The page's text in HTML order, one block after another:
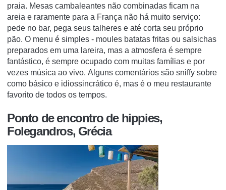
praia. Mesas cambaleantes não combinadas ficam na
areia e raramente para a França não há muito serviço:
pede no bar, pega seus talheres e até corta seu próprio
pão. O menu é simples - moules batatas fritas ou salsichas
preparados em uma lareira, mas a atmosfera é sempre
fantástico, é sempre ocupado com muitas famílias e por
vezes música ao vivo. Alguns comentários são sniffy sobre
como básico e idiossincrático é, mas é o meu restaurante
favorito de todos os tempos.
Ponto de encontro de hippies,
Folegandros, Grécia